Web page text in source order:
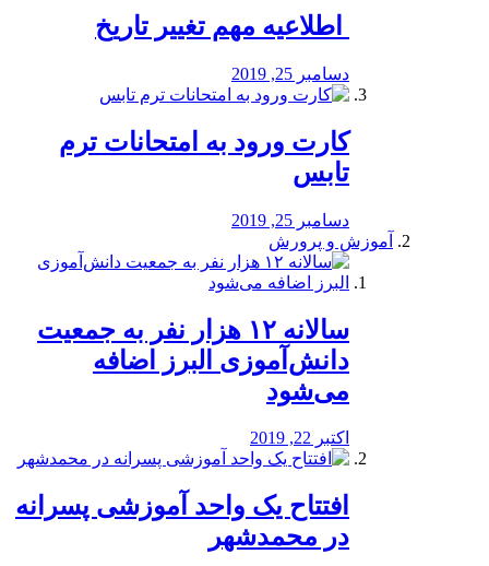
️ اطلاعیه مهم تغییر تاریخ
دسامبر 25, 2019
کارت ورود به امتحانات ترم
تابس
دسامبر 25, 2019
آموزش و پرورش
️سالانه ۱۲ هزار نفر به جمعیت
دانش‌آموزی البرز اضافه
می‌شود
اکتبر 22, 2019
افتتاح یک واحد آموزشی پسرانه
در محمدشهر